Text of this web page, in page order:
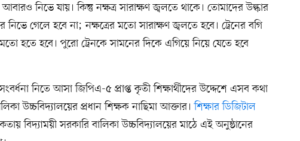
নিভে যায়। কিন্তু নক্ষত্র সারাক্ষণ জ্বলতে থাকে। তোমাদের উল্কার
গেলে হবে না; নক্ষত্রের মতো সারাক্ষণ জ্বলতে হবে। ট্রেনের বগি
হতে হবে। পুরো ট্রেনকে সামনের দিকে এগিয়ে নিয়ে যেতে হবে
নিতে আসা জিপিএ-৫ প্রাপ্ত কৃতী শিক্ষার্থীদের উদ্দেশে এসব কথা
উচ্চবিদ্যালয়ের প্রধান শিক্ষক নাছিমা আক্তার।শিক্ষার ডিজিটাল
বিদ্যাময়ী সরকারি বালিকা উচ্চবিদ্যালয়ের মাঠে এই অনুষ্ঠানের